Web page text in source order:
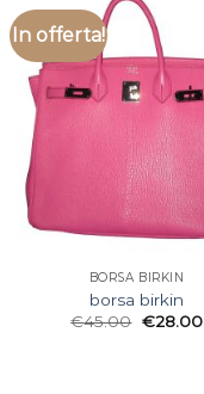
In offerta!
BORSA BIRKIN
borsa birkin
€45.00 €28.00